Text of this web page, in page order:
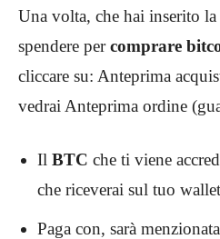
Una volta, che hai inserito
spendere percomprare
cliccare su: Anteprima
vedrai Anteprima ordine
Il BTC che ti viene
che riceverai sul tuo
Paga con, sarà